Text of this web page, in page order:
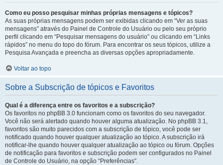
Como eu posso pesquisar minhas próprias mensagens e tópicos?
As suas próprias mensagens podem ser exibidas clicando em “Ver as suas
mensagens” através do Painel de Controle do Usuário ou pelo seu próprio
perfil clicando em “Pesquisar mensagens do usuário” ou clicando em “Links
rápidos” no menu do topo do fórum. Para encontrar os seus tópicos, utilize a
Pesquisa Avançada e preencha as diversas opções apropriadamente.
Voltar ao topo
Sobre a Subscrição de tópicos e Favoritos
Qual é a diferença entre os favoritos e a subscrição?
Os favoritos no phpBB 3.0 funcionam como os favoritos do seu navegador.
Você não será alertado quando houver alguma atualização. No phpBB 3.1,
favoritos são muito parecidos com a subscrição de tópico, você pode ser
notificado quando houver qualquer atualização ao tópico. A subscrição irá
notificar-lhe quando houver qualquer atualização ao tópico ou fórum. Opções
de notificação para favoritos e subscrição podem ser configurados no Painel
de Controle do Usuário, na opção “Preferências”.